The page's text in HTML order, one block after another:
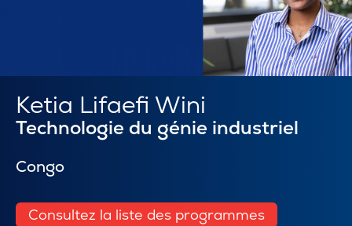
Zone étudiante
Formation continue
Carrière
Ketia Lifaefi Wini
Technologie du génie industriel
Congo
Consultez la liste des programmes